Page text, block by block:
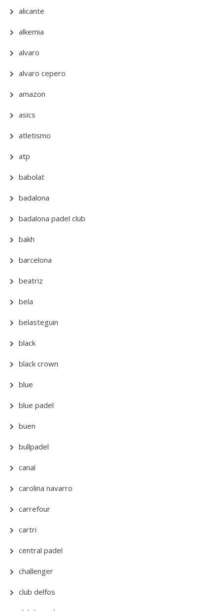
alicante
alkemia
alvaro
alvaro cepero
amazon
asics
atletismo
atp
babolat
badalona
badalona padel club
bakh
barcelona
beatriz
bela
belasteguin
black
black crown
blue
blue padel
buen
bullpadel
canal
carolina navarro
carrefour
cartri
central padel
challenger
club delfos